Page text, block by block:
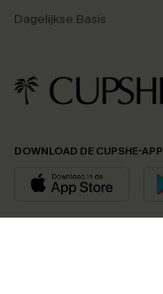
Dagelijkse Basis
DOWNLOAD DE CUPSHE-APP